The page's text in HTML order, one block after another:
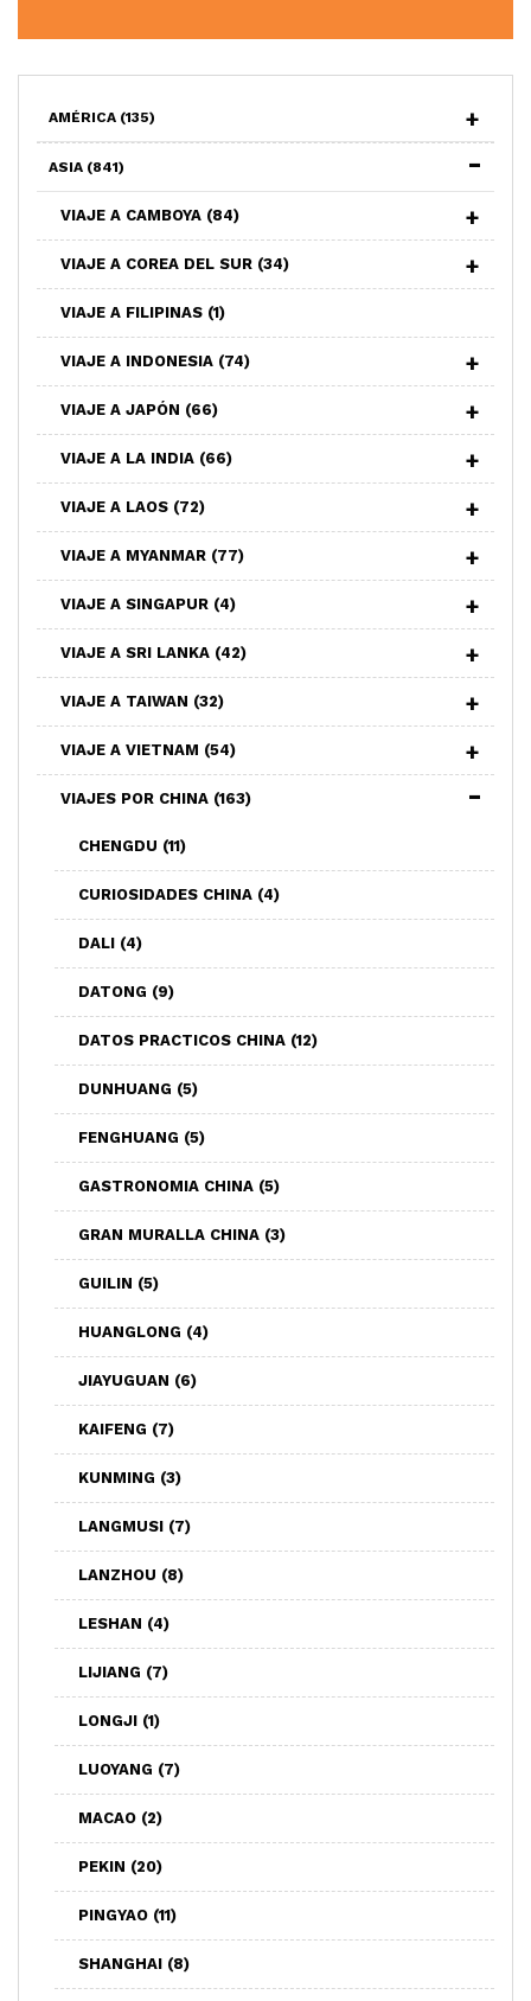
AMÉRICA (135)
ASIA (841)
VIAJE A CAMBOYA (84)
VIAJE A COREA DEL SUR (34)
VIAJE A FILIPINAS (1)
VIAJE A INDONESIA (74)
VIAJE A JAPÓN (66)
VIAJE A LA INDIA (66)
VIAJE A LAOS (72)
VIAJE A MYANMAR (77)
VIAJE A SINGAPUR (4)
VIAJE A SRI LANKA (42)
VIAJE A TAIWAN (32)
VIAJE A VIETNAM (54)
VIAJES POR CHINA (163)
CHENGDU (11)
CURIOSIDADES CHINA (4)
DALI (4)
DATONG (9)
DATOS PRACTICOS CHINA (12)
DUNHUANG (5)
FENGHUANG (5)
GASTRONOMIA CHINA (5)
GRAN MURALLA CHINA (3)
GUILIN (5)
HUANGLONG (4)
JIAYUGUAN (6)
KAIFENG (7)
KUNMING (3)
LANGMUSI (7)
LANZHOU (8)
LESHAN (4)
LIJIANG (7)
LONGJI (1)
LUOYANG (7)
MACAO (2)
PEKIN (20)
PINGYAO (11)
SHANGHAI (8)